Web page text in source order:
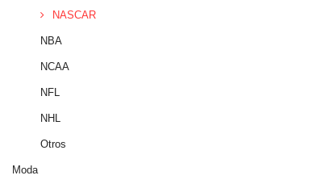
NASCAR
NBA
NCAA
NFL
NHL
Otros
Moda